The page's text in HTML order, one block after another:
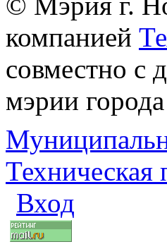
компанией
совместно с
мэрии
Техническая
Вход